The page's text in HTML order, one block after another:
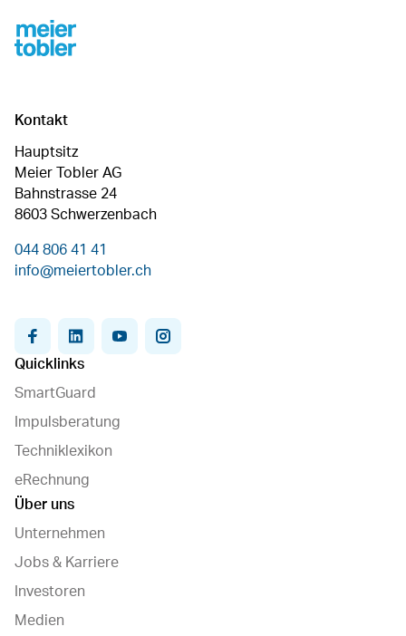
Footer
Kontakt
Hauptsitz
Meier Tobler AG
Bahnstrasse 24
8603 Schwerzenbach
044 806 41 41
info@meiertobler.ch
facebooklinkedin youtubeinstagram
Quicklinks
SmartGuard
Impulsberatung
Techniklexikon
eRechnung
Über uns
Unternehmen
Jobs & Karriere
Investoren
Medien